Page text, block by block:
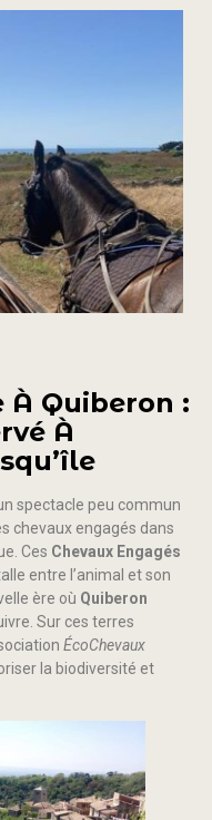
À Quiberon :
À
spectacle peu commun
chevaux engagés dans
Ces Chevaux Engagés
entre l’animal et son
ère où Quiberon
Sur ces terres
ÉcoChevaux
la biodiversité et